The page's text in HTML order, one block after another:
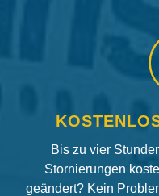
Bis zu vier
Stornierungen
geändert? Kein